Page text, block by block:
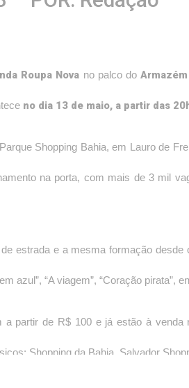
Roupa Nova no palco do
no dia 13 de maio, a partir das
Shopping Bahia, em Lauro de
na porta, com mais de 3 mil
estrada e a mesma formação desde
azul”, “A viagem”, “Coração pirata”,
a partir de R$ 100 e já estão à venda
Shopping da Bahia, Salvador